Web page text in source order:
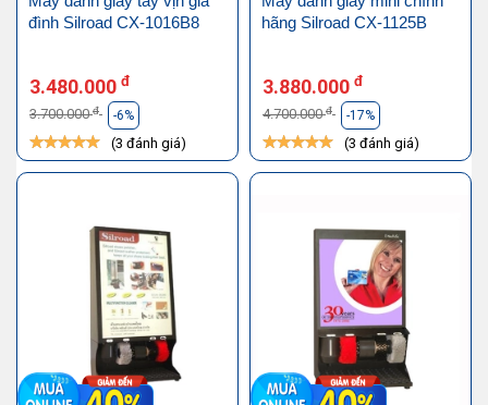
đình Silroad CX-1016B8
3.480.000 đ
3.700.000đ -6%
(3 đánh giá)
hãng Silroad CX-1125B
3.880.000 đ
4.700.000đ -17%
(3 đánh giá)